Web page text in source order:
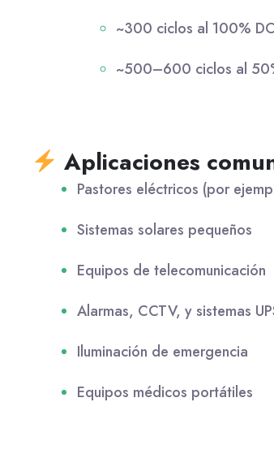
~300 ciclos al 100%
~500–600 ciclos al
Aplicaciones
Pastores eléctricos (por
Sistemas solares pequeños
Equipos de telecomunicación
Alarmas, CCTV, y sistemas
Iluminación de emergencia
Equipos médicos portátiles